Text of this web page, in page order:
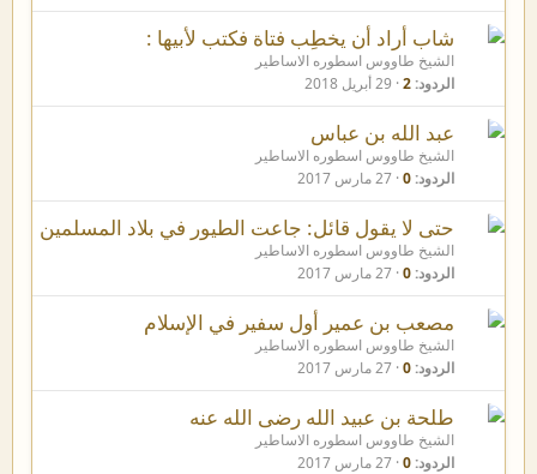
شاب أراد أن يخطِب فتاة فكتب لأبيها :
الشيخ طاووس اسطوره الاساطير
الردود 2 29 أبريل 2018
عبد الله بن عباس
الشيخ طاووس اسطوره الاساطير
الردود 0 27 مارس 2017
حتى لا يقول قائل: جاعت الطيور في بلاد المسلمين
الشيخ طاووس اسطوره الاساطير
الردود 0 27 مارس 2017
مصعب بن عمير أول سفير في الإسلام
الشيخ طاووس اسطوره الاساطير
الردود 0 27 مارس 2017
طلحة بن عبيد الله رضى الله عنه
الشيخ طاووس اسطوره الاساطير
الردود 0 27 مارس 2017